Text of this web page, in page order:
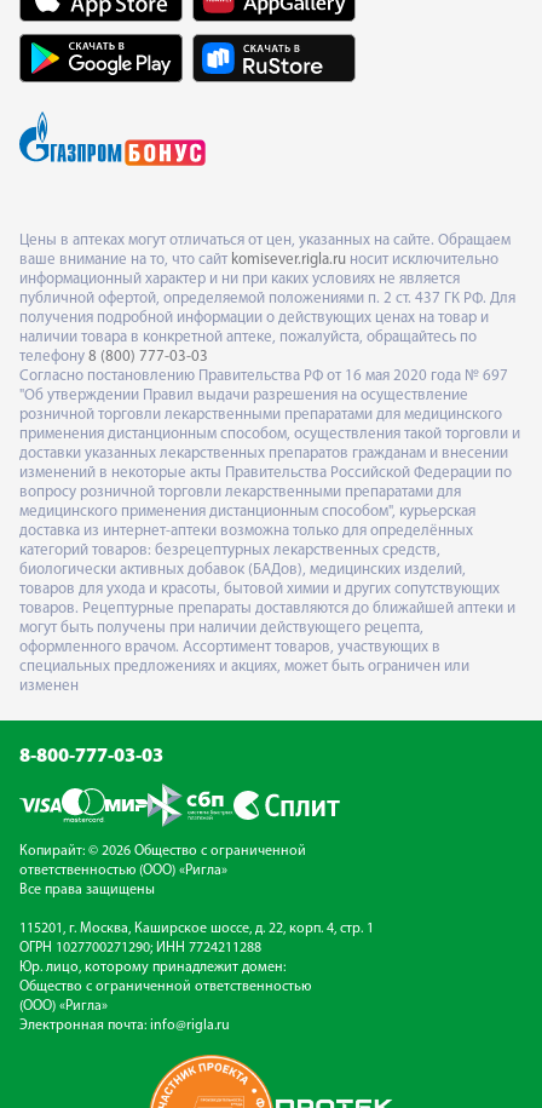
Цены в аптеках могут отличаться от цен, указанных на сайте. Обращаем
ваше внимание на то, что сайт komisever.rigla.ru носит исключительно
информационный характер и ни при каких условиях не является
публичной офертой, определяемой положениями п. 2 ст. 437 ГК РФ. Для
получения подробной информации о действующих ценах на товар и
наличии товара в конкретной аптеке, пожалуйста, обращайтесь по
телефону 8 (800) 777-03-03
Согласно постановлению Правительства РФ от 16 мая 2020 года № 697
"Об утверждении Правил выдачи разрешения на осуществление
розничной торговли лекарственными препаратами для медицинского
применения дистанционным способом, осуществления такой торговли и
доставки указанных лекарственных препаратов гражданам и внесении
изменений в некоторые акты Правительства Российской Федерации по
вопросу розничной торговли лекарственными препаратами для
медицинского применения дистанционным способом", курьерская
доставка из интернет-аптеки возможна только для определённых
категорий товаров: безрецептурных лекарственных средств,
биологически активных добавок (БАДов), медицинских изделий,
товаров для ухода и красоты, бытовой химии и других сопутствующих
товаров. Рецептурные препараты доставляются до ближайшей аптеки и
могут быть получены при наличии действующего рецепта,
оформленного врачом. Ассортимент товаров, участвующих в
специальных предложениях и акциях, может быть ограничен или
изменен
8-800-777-03-03
Копирайт: © 2026 Общество с ограниченной
ответственностью (ООО) «Ригла»
Все права защищены
115201, г. Москва, Каширское шоссе, д. 22, корп. 4, стр. 1
ОГРН 1027700271290; ИНН 7724211288
Юр. лицо, которому принадлежит домен:
Общество с ограниченной ответственностью
(ООО) «Ригла»
Электронная почта: info@rigla.ru